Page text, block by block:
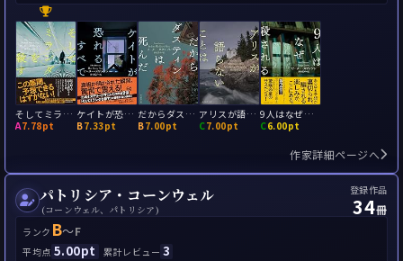
そしてミランダを殺す
A7.78pt
ケイトが恐れるすべて
B7.33pt
だからダスティンは死んだ
B7.00pt
アリスが語らないことは
C7.00pt
9人はなぜ殺される
C6.00pt
作家詳細ページへ
パトリシア・コーンウェル
(コーンウェル、パトリシア)
登録作品
34冊
ランク B～F
平均点 5.00pt 累計レビュー 3